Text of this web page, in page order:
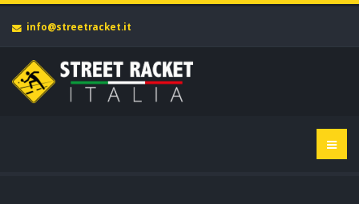
info@streetracket.it